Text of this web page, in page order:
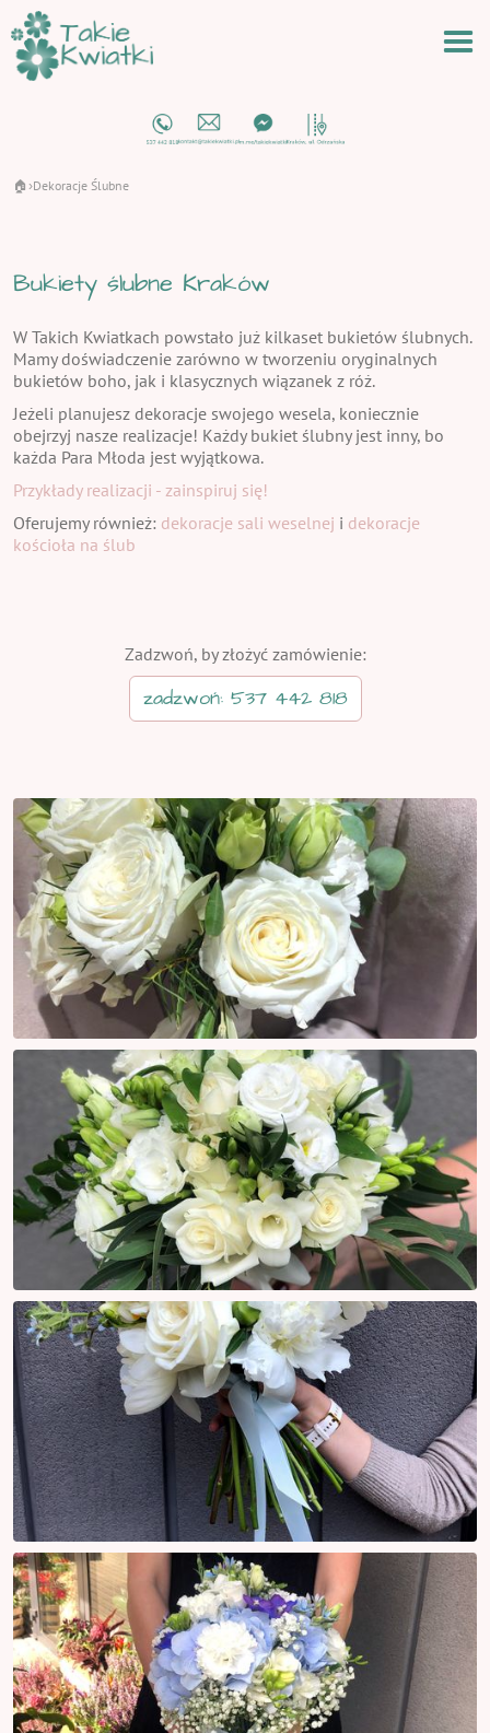
🏠 ›Dekoracje Ślubne
Bukiety ślubne Kraków
W Takich Kwiatkach powstało już kilkaset bukietów ślubnych.
Mamy doświadczenie zarówno w tworzeniu oryginalnych
bukietów boho, jak i klasycznych wiązanek z róż.
Jeżeli planujesz dekoracje swojego wesela, koniecznie
obejrzyj nasze realizacje! Każdy bukiet ślubny jest inny, bo
każda Para Młoda jest wyjątkowa.
Przykłady realizacji - zainspiruj się!
Oferujemy również: dekoracje sali weselnej i dekoracje
kościoła na ślub
Zadzwoń, by złożyć zamówienie:
zadzwoń: 537 442 818